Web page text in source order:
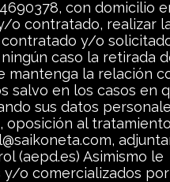
con domicilio
o contratado, realizar
y/o
caso la retirada
mantenga la relación
salvo en los casos en
sus datos
oposición al
(aepd.es) Asimismo le
o comercializados